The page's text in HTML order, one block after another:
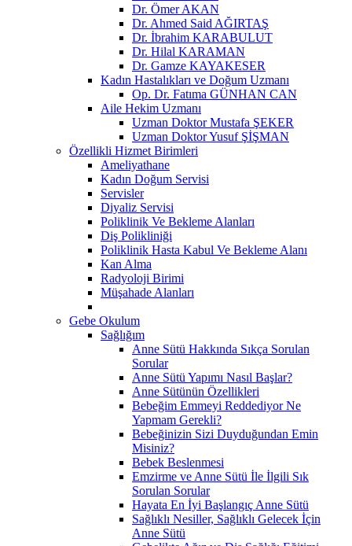
Dr. Ömer AKAN
Dr. Ahmed Said AĞIRTAŞ
Dr. İbrahim KARABULUT
Dr. Hilal KARAMAN
Dr. Gamze KAYAKESER
Kadın Hastalıkları ve Doğum Uzmanı
Op. Dr. Fatıma GÜNHAN CAN
Aile Hekim Uzmanı
Uzman Doktor Mustafa ŞEKER
Uzman Doktor Yusuf ŞİŞMAN
Özellikli Hizmet Birimleri
Ameliyathane
Kadın Doğum Servisi
Servisler
Diyaliz Servisi
Poliklinik Ve Bekleme Alanları
Diş Polikliniği
Poliklinik Hasta Kabul Ve Bekleme Alanı
Kan Alma
Radyoloji Birimi
Müşahade Alanları
Gebe Okulum
Sağlığım
Anne Sütü Hakkında Sıkça Sorulan
Sorular
Anne Sütü Yapımı Nasıl Başlar?
Anne Sütünün Özellikleri
Bebeğim Emmeyi Reddediyor Ne
Yapmam Gerekli?
Bebeğinizin Sizi Duyduğundan Emin
Misiniz?
Bebek Beslenmesi
Emzirme ve Anne Sütü İle İlgili Sık
Sorulan Sorular
Hayata En İyi Başlangıç Anne Sütü
Sağlıklı Nesiller, Sağlıklı Gelecek İçin
Anne Sütü